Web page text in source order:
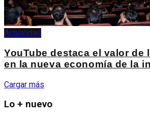
Actualidad
YouTube destaca el valor de
en la nueva economía de la
Cargar más
Lo + nuevo